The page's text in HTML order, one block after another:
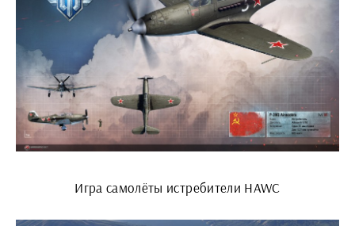
Игра самолёты истребители HAWC